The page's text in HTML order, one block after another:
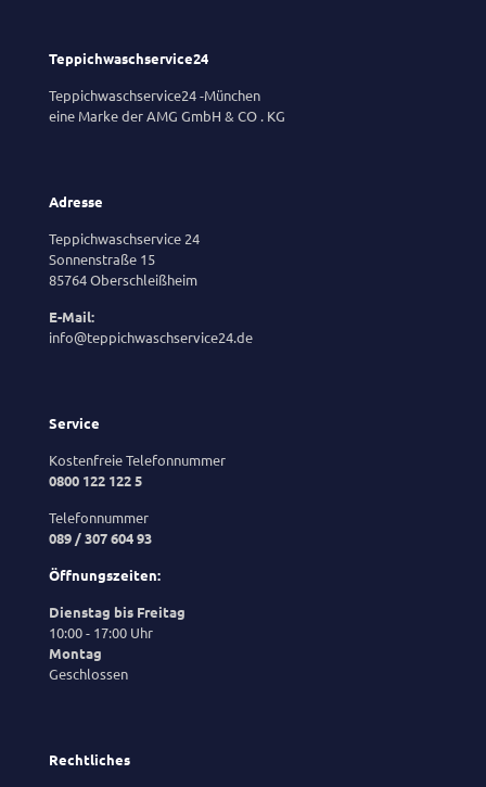
Teppichwaschservice24
Teppichwaschservice24 -München
eine Marke der AMG GmbH & CO . KG
Adresse
Teppichwaschservice 24
Sonnenstraße 15
85764 Oberschleißheim
E-Mail:
info@teppichwaschservice24.de
Service
Kostenfreie Telefonnummer
0800 122 122 5
Telefonnummer
089 / 307 604 93
Öffnungszeiten:
Dienstag bis Freitag
10:00 - 17:00 Uhr
Montag
Geschlossen
Rechtliches